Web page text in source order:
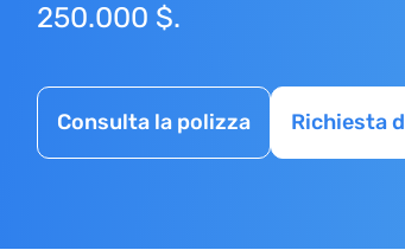
250.000 $.
Consulta la polizza Richiesta